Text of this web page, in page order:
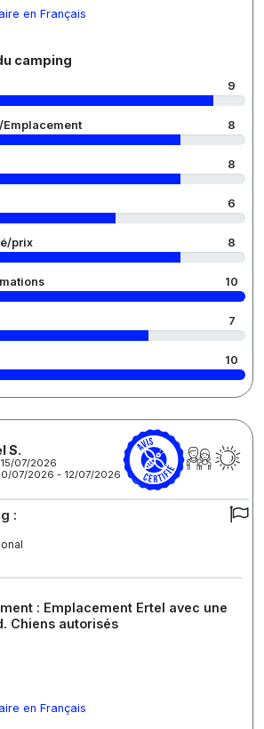
en Français
camping
9
8
8
6
prix 8
10
7
10
S.
07/2026
07/2026 - 12/07/2026
:
: Emplacement Ertel avec une
Chiens autorisés
en Français